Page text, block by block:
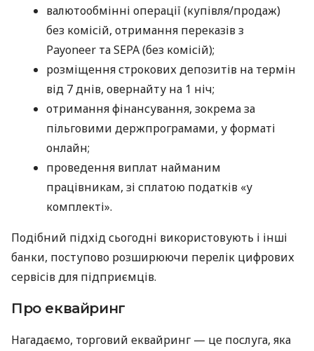
валютообмінні операції (купівля/продаж)
без комісій, отримання переказів з
Payoneer та SEPA (без комісій);
розміщення строкових депозитів на термін
від 7 днів, овернайту на 1 ніч;
отримання фінансування, зокрема за
пільговими держпрограмами, у форматі
онлайн;
проведення виплат найманим
працівникам, зі сплатою податків «у
комплекті».
Подібний підхід сьогодні використовують і інші
банки, поступово розширюючи перелік цифрових
сервісів для підприємців.
Про еквайринг
Нагадаємо, торговий еквайринг — це послуга, яка